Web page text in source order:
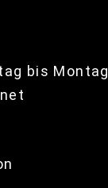
bis Montag